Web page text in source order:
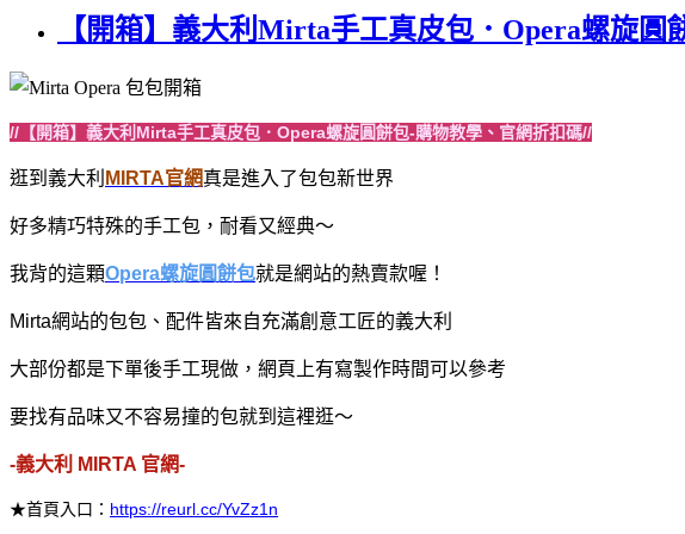
【開箱】義大利Mirta手工真皮包．Opera螺旋圓
//【開箱】義大利Mirta手工真皮包．Opera螺旋圓餅包-購物教學、官網折扣碼//
逛到義大利 MIRTA官網真是進入了包包新世界
好多精巧特殊的手工包，耐看又經典～
我背的這顆Opera螺旋圓餅包就是網站的熱賣款喔！
Mirta網站的包包、配件皆來自充滿創意工匠的義大利
大部份都是下單後手工現做，網頁上有寫製作時間可以參考
要找有品味又不容易撞的包就到這裡逛～
-義大利 MIRTA 官網-
★首頁入口： https://reurl.cc/YvZz1n